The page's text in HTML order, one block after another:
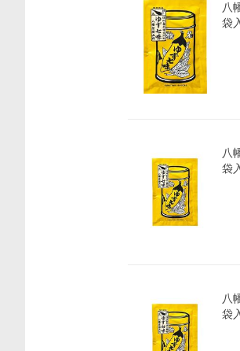
八
袋
八
袋
八
袋